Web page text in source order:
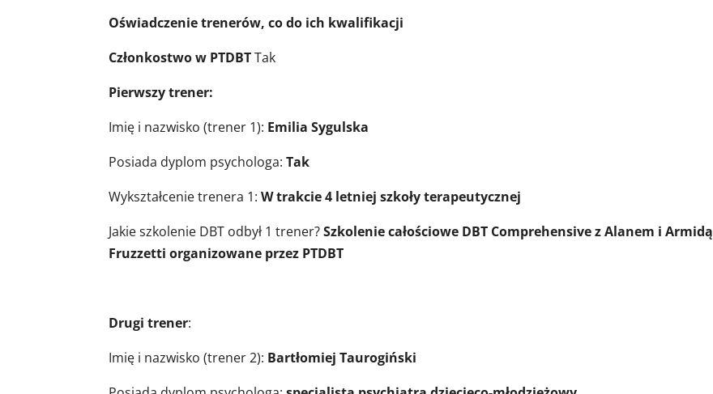
Oświadczenie trenerów, co do ich kwalifikacji
Członkostwo w PTDBTTak
Pierwszy trener:
Imię i nazwisko (trener 1): Emilia Sygulska
Posiada dyplom psychologa:Tak
Wykształcenie trenera 1:W trakcie 4 letniej szkoły terapeutycznej
Jakie szkolenie DBT odbył 1 trener?Szkolenie całościowe DBT Comprehensive z Alanem i Armidą
Fruzzetti organizowane przez PTDBT
Drugi trener:
Imię i nazwisko (trener 2): Bartłomiej Taurogiński